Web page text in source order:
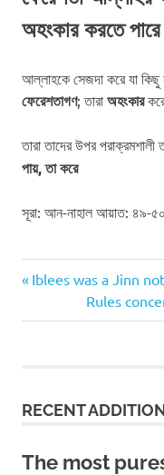
অহংকার করতে পারে
আল্লাহকে সেজদা করে যা কিছু
ফেরেশতাগণ; তারা অহংকার
তারা তাদের উপর পরাক্রমশালী
পায়, তা করে
সূরা: আন-নাহাল আয়াত: ৪৯-৫০
Post
navigation
Previous
Iblees was a Jinn
Next
Post:
Rules
RECENT
The most